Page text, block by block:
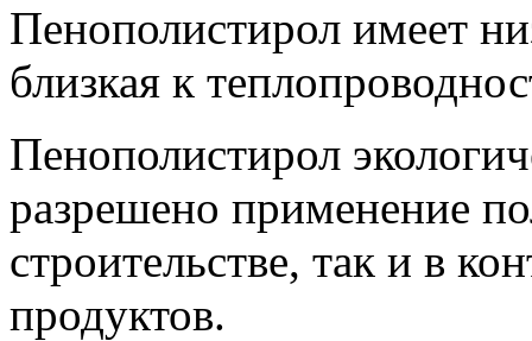
Пенополистирол имеет
близкая к
Пенополистирол
разрешено применение
строительстве, так и в
продуктов.